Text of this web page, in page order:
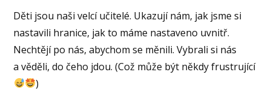
Děti jsou naši velcí učitelé. Ukazují nám, jak jsme si
nastavili hranice, jak to máme nastaveno uvnitř.
Nechtějí po nás, abychom se měnili. Vybrali si nás
a věděli, do čeho jdou. (Což může být někdy frustrující
)